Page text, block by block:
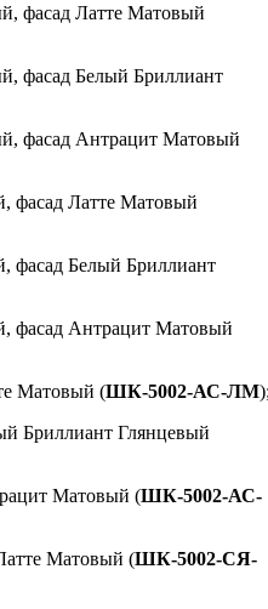
фасад Латте Матовый
фасад Белый Бриллиант
фасад Антрацит Матовый
фасад Латте Матовый
фасад Белый Бриллиант
фасад Антрацит Матовый
Матовый (ШК-5002-АС-ЛМ
Бриллиант Глянцевый
Матовый (ШК-5002-АС-
Матовый (ШК-5002-СЯ-